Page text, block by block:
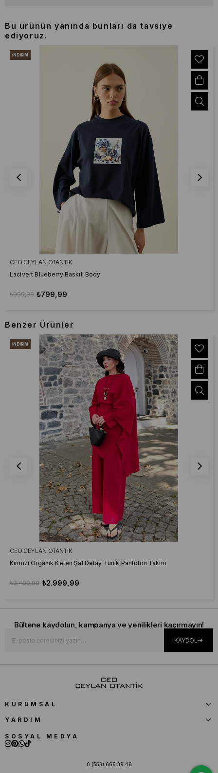
Bu ürünün yanında bunları da tavsiye
ediyoruz.
CEO CEYLAN OTANTIK
Lacivert Blueberry Baskılı Body
₺799,99
₺999,99
İNDIRIM
Benzer Ürünler
CEO CEYLAN OTANTIK
Kırmızı Organik Keten Şal Detay Tunik Pantolon Takım
₺2.999,99
₺3.499,99
İNDIRIM
Bültene kaydolun, kampanya ve yenilikleri kaçırmayın!
KAYDOL
KURUMSAL
YARDIM
SOSYAL MEDYA
0 (553) 666 39 46